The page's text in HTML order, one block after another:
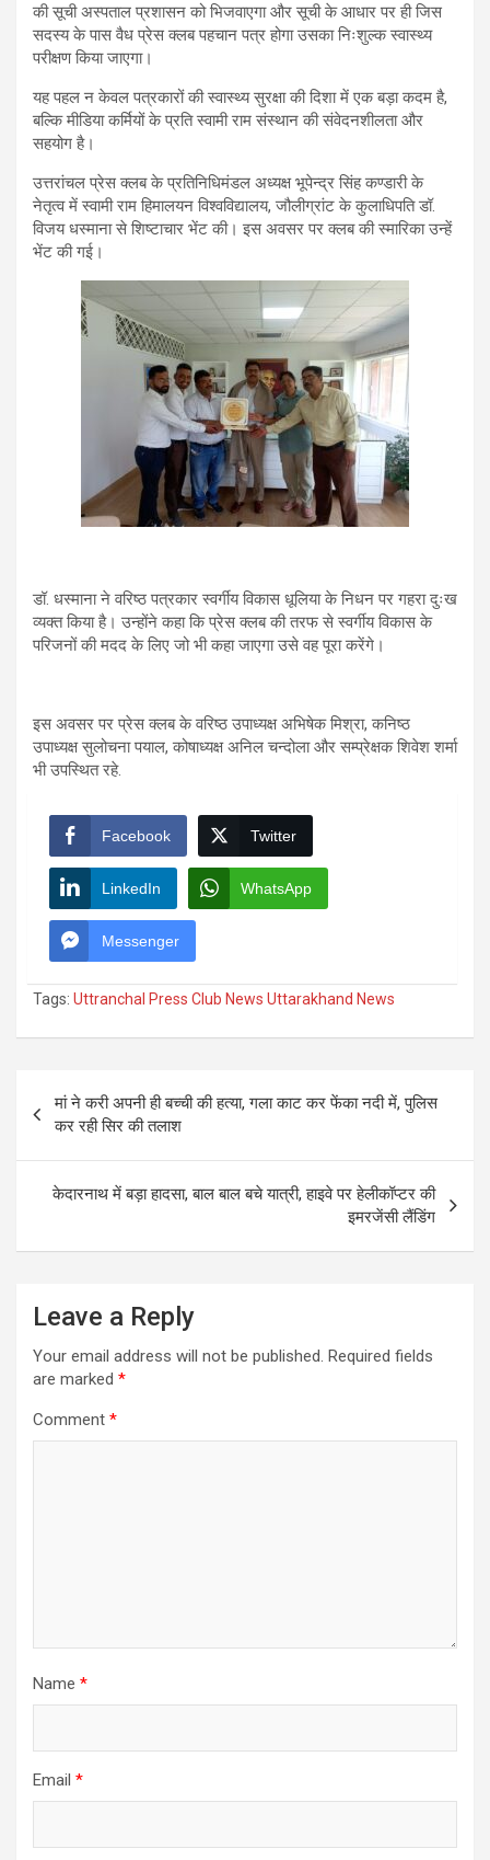
की सूची अस्पताल प्रशासन को भिजवाएगा और सूची के आधार पर ही जिस
सदस्य के पास वैध प्रेस क्लब पहचान पत्र होगा उसका निःशुल्क स्वास्थ्य
परीक्षण किया जाएगा।
यह पहल न केवल पत्रकारों की स्वास्थ्य सुरक्षा की दिशा में एक बड़ा कदम है,
बल्कि मीडिया कर्मियों के प्रति स्वामी राम संस्थान की संवेदनशीलता और
सहयोग है।
उत्तरांचल प्रेस क्लब के प्रतिनिधिमंडल अध्यक्ष भूपेन्द्र सिंह कण्डारी के
नेतृत्व में स्वामी राम हिमालयन विश्वविद्यालय, जौलीग्रांट के कुलाधिपति डॉ.
विजय धस्माना से शिष्टाचार भेंट की। इस अवसर पर क्लब की स्मारिका उन्हें
भेंट की गई।
डॉ. धस्माना ने वरिष्ठ पत्रकार स्वर्गीय विकास धूलिया के निधन पर गहरा दुःख
व्यक्त किया है। उन्होंने कहा कि प्रेस क्लब की तरफ से स्वर्गीय विकास के
परिजनों की मदद के लिए जो भी कहा जाएगा उसे वह पूरा करेंगे।
इस अवसर पर प्रेस क्लब के वरिष्ठ उपाध्यक्ष अभिषेक मिश्रा, कनिष्ठ
उपाध्यक्ष सुलोचना पयाल, कोषाध्यक्ष अनिल चन्दोला और सम्प्रेक्षक शिवेश शर्मा
भी उपस्थित रहे.
Facebook Twitter
LinkedIn WhatsApp
Messenger
Tags: Uttranchal Press Club News Uttarakhand News
navigation
मां ने करी अपनी ही बच्ची की हत्या, गला काट कर फेंका नदी में, पुलिस
कर रही सिर की तलाश
केदारनाथ में बड़ा हादसा, बाल बाल बचे यात्री, हाइवे पर हेलीकॉप्टर की
इमरजेंसी लैंडिंग
Leave a Reply
Your email address will not be published. Required fields
are marked *
Comment *
Name *
Email *